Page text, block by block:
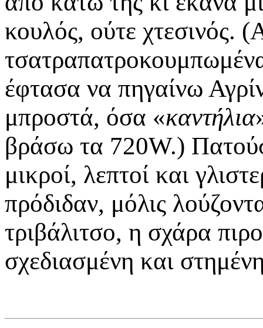
κουλός, ούτε χτεσινός.
έφτασα να πηγαίνω
μπροστά, όσα «καντήλια
βράσω τα 720W.)
μικροί, λεπτοί και
πρόδιδαν, μόλις
τριβάλιτσο, η σχάρα
σχεδιασμένη και